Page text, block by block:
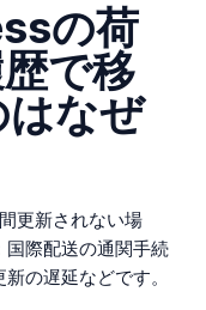
の荷
で移
なぜ
更新されない場
際配送の通関手続
の遅延などです。